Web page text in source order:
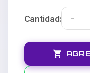
Cantidad: -